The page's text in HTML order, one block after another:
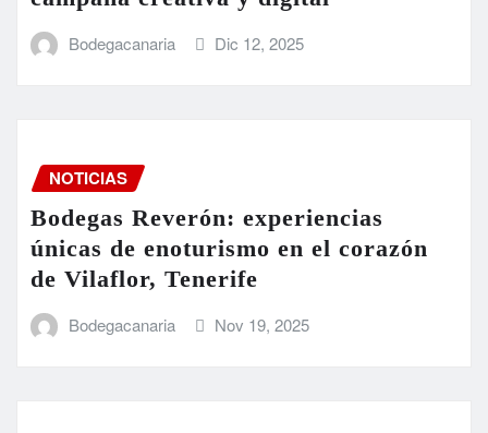
Bodegacanaria Dic 12, 2025
NOTICIAS
Bodegas Reverón: experiencias
únicas de enoturismo en el corazón
de Vilaflor, Tenerife
Bodegacanaria Nov 19, 2025